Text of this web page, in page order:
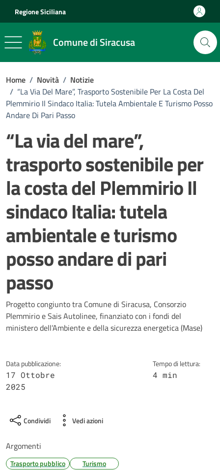
Regione Siciliana
Comune di Siracusa
Home / Novità / Notizie
/ “La Via Del Mare”, Trasporto Sostenibile Per La Costa Del
Plemmirio Il Sindaco Italia: Tutela Ambientale E Turismo Posso
Andare Di Pari Passo
“La via del mare”,
trasporto sostenibile per
la costa del Plemmirio Il
sindaco Italia: tutela
ambientale e turismo
posso andare di pari
passo
Dettagli della notizia
Progetto congiunto tra Comune di Siracusa, Consorzio
Plemmirio e Sais Autolinee, finanziato con i fondi del
ministero dell’Ambiente e della sicurezza energetica (Mase)
Data pubblicazione:
17 Ottobre
2025
Tempo di lettura:
4 min
Condividi Vedi azioni
Argomenti
Trasporto pubblico Turismo